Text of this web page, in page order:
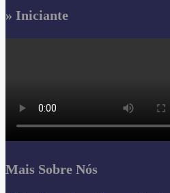
» Iniciante
Mais Sobre Nós